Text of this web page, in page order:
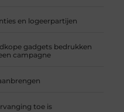
en logeerpartijen
gadgets bedrukken
campagne
toe is